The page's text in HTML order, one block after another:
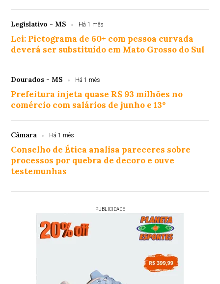
Legislativo - MS Há 1 mês
Lei: Pictograma de 60+ com pessoa curvada
deverá ser substituído em Mato Grosso do Sul
Dourados - MS Há 1 mês
Prefeitura injeta quase R$ 93 milhões no
comércio com salários de junho e 13º
Câmara Há 1 mês
Conselho de Ética analisa pareceres sobre
processos por quebra de decoro e ouve
testemunhas
PUBLICIDADE